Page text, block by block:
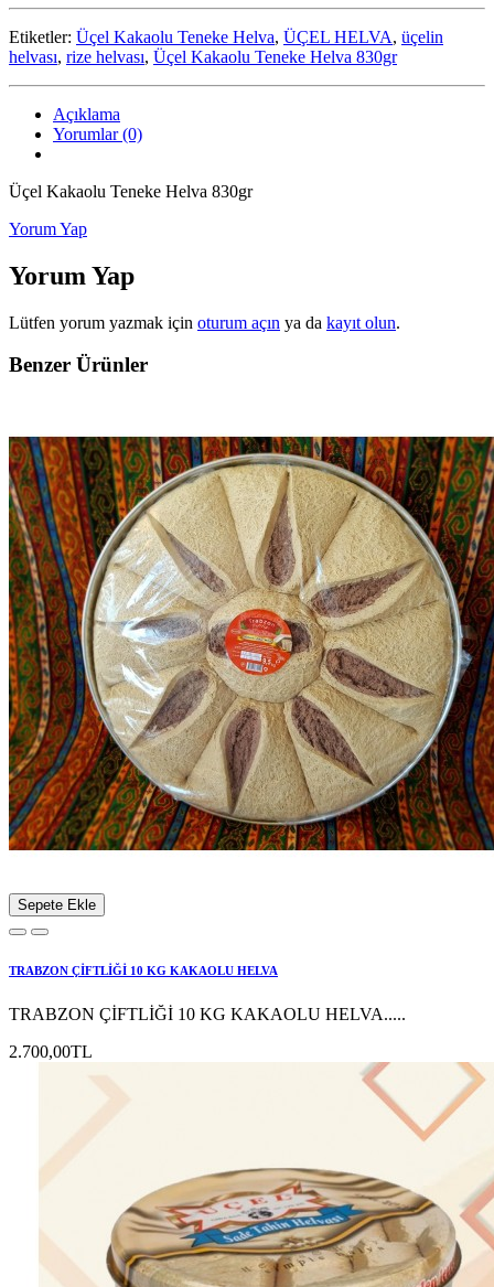
Etiketler: Üçel Kakaolu Teneke Helva, ÜÇEL HELVA, üçelin
helvası, rize helvası, Üçel Kakaolu Teneke Helva 830gr
Açıklama
Yorumlar (0)
Üçel Kakaolu Teneke Helva 830gr
Yorum Yap
Yorum Yap
Lütfen yorum yazmak için oturum açın ya da kayıt olun.
Benzer Ürünler
Sepete Ekle
TRABZON ÇİFTLİĞİ 10 KG KAKAOLU HELVA
TRABZON ÇİFTLİĞİ 10 KG KAKAOLU HELVA.....
2.700,00TL